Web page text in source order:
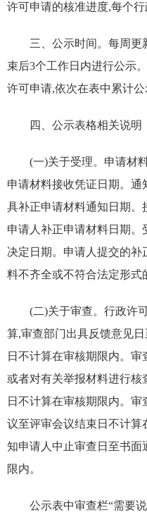
许可申请的核准进度,每个
三、公示时间。每周更
束后3个工作日内进行公示
许可申请,依次在表中累计公
四、公示表格相关说明
(一)关于受理。申请材
申请材料接收凭证日期。通
具补正申请材料通知日期。
申请人补正申请材料日期
决定日期。申请人提交的
料不齐全或不符合法定形式
(二)关于审查。行政许
算,审查部门出具反馈意见
日不计算在审核期限内。
或者对有关举报材料进行核
日不计算在审核期限内。
议至评审会议结束日不计算
知申请人中止审查日至书面
限内。
公示表中审查栏“需要